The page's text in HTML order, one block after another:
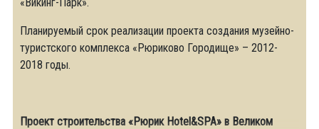
Планируемый срок реализации проекта создания музейно-
туристского комплекса «Рюриково Городище» – 2012-
2018 годы.
Проект строительства «Рюрик Hotel&SPA» в Великом